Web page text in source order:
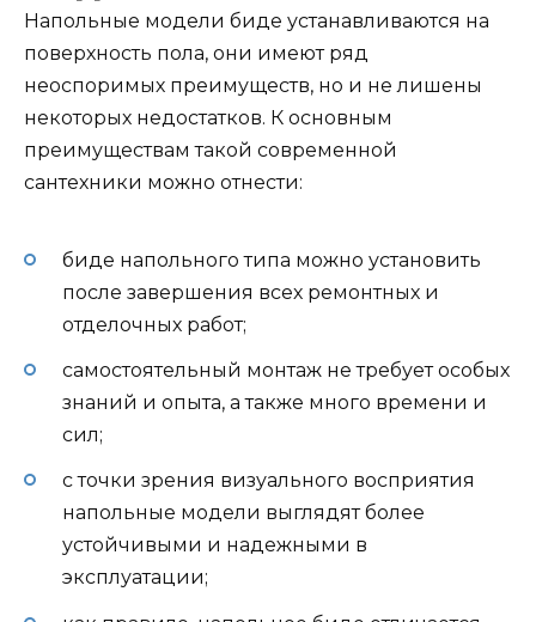
Напольные модели биде устанавливаются на
поверхность пола, они имеют ряд
неоспоримых преимуществ, но и не лишены
некоторых недостатков. К основным
преимуществам такой современной
сантехники можно отнести:
биде напольного типа можно установить
после завершения всех ремонтных и
отделочных работ;
самостоятельный монтаж не требует особых
знаний и опыта, а также много времени и
сил;
с точки зрения визуального восприятия
напольные модели выглядят более
устойчивыми и надежными в
эксплуатации;